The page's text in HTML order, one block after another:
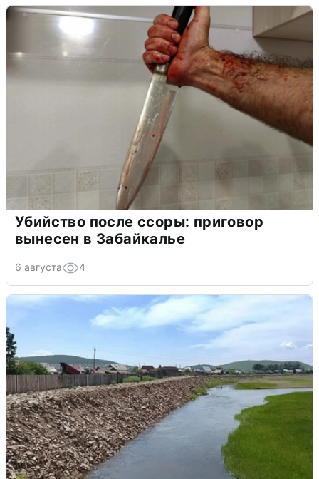
Убийство после ссоры: приговор
вынесен в Забайкалье
6 августа 4